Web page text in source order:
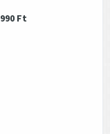
990 Ft